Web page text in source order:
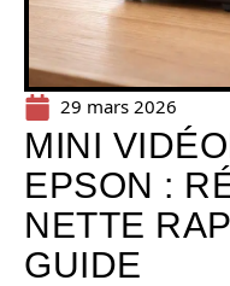
29 mars 2026
MINI
EPSON :
NETTE
GUIDE